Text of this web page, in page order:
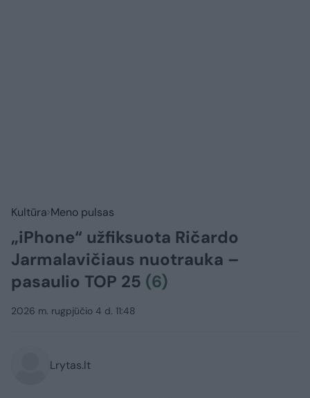
Kultūra Meno pulsas
„iPhone“ užfiksuota Ričardo
Jarmalavičiaus nuotrauka –
pasaulio TOP 25 (6)
2026 m. rugpjūčio 4 d. 11:48
Lrytas.lt